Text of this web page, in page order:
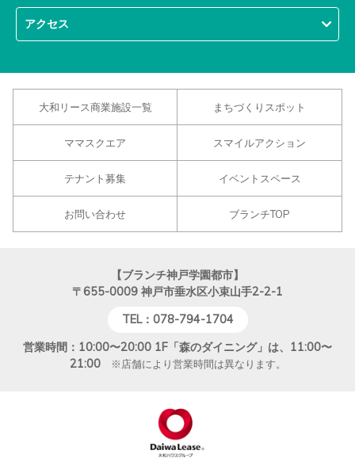
アクセス
大和リース商業施設一覧 まちづくりスポット
ママスクエア スマイルアクション
テナント募集 イベントスペース
お問い合わせ ブランチTOP
【ブランチ神戸学園都市】
〒655-0009 神戸市垂水区小束山手2-2-1
TEL：078-794-1704
営業時間：10:00〜20:00 1F「森のダイニング」は、11:00〜
21:00※店舗により営業時間は異なります。